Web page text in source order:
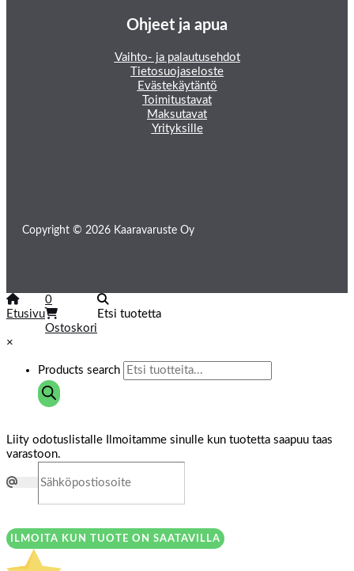
Ohjeet ja apua
Vaihto- ja palautusehdot
Tietosuojaseloste
Evästekäytäntö
Toimitustavat
Maksutavat
Yrityksille
Copyright © 2026 Kaaravaruste Oy
Etusivu
0
Ostoskori
Etsi tuotetta
×
Products search
Liity odotuslistalle
Ilmoitamme sinulle kun tuotetta saapuu taas
varastoon.
ILMOITA KUN TUOTE ON SAATAVILLA